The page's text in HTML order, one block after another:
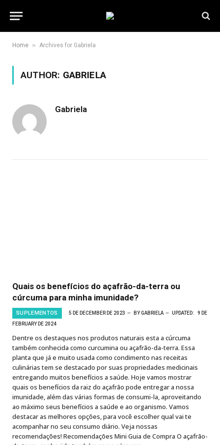
Home » Archives for Gabriela
AUTHOR: GABRIELA
Gabriela
Quais os benefícios do açafrão-da-terra ou
cúrcuma para minha imunidade?
SUPLEMENTOS 5 DE DECEMBER DE 2023 BY GABRIELA UPDATED:
9 DE
FEBRUARY DE 2024
Dentre os destaques nos produtos naturais esta a cúrcuma
também conhecida como curcumina ou açafrão-da-terra. Essa
planta que já e muito usada como condimento nas receitas
culinárias tem se destacado por suas propriedades medicinais
entregando muitos benefícios a saúde. Hoje vamos mostrar
quais os benefícios da raiz do açafrão pode entregar a nossa
imunidade, além das várias formas de consumi-la, aproveitando
ao máximo seus benefícios a saúde e ao organismo. Vamos
destacar as melhores opções, para você escolher qual vai te
acompanhar no seu consumo diário. Veja nossas
recomendações! Recomendações Mini Guia de Compra O açafrão-